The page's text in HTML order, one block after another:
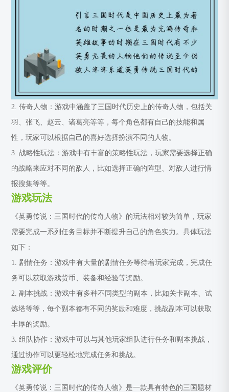
2. 传奇人物：游戏中涵盖了三国时代历史上的传奇人物，包括关
羽、张飞、赵云、诸葛亮等等，每个角色都有自己的技能和属
性，玩家可以根据自己的喜好选择扮演不同的人物。
3. 战略性玩法：游戏中有丰富的策略性玩法，玩家需要选择正确
的战略来应对不同的敌人，比如选择正确的阵型、对敌人进行情
报搜集等等。
游戏玩法
《英勇传说：三国时代的传奇人物》的玩法相对较为简单，玩家
需要完成一系列任务目标并不断提升自己的角色实力。具体玩法
如下：
1. 剧情任务：游戏中有大量的剧情任务等待着玩家完成，完成任
务可以获取游戏货币、装备和经验等奖励。
2. 副本挑战：游戏中有多种不同类型的副本，比如关卡副本、试
炼塔等等，每个副本都有不同的奖励和难度，挑战副本可以获取
丰厚的奖励。
3. 组队协作：游戏中可以与其他玩家组队进行任务和副本挑战，
通过协作可以更轻松地完成任务和挑战。
游戏评价
《英勇传说：三国时代的传奇人物》是一款具有特色的三国题材